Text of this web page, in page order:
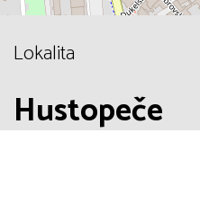
Lokalita
Hustopeče